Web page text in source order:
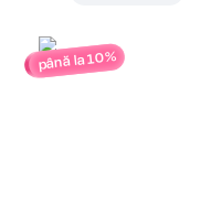
până la 10%